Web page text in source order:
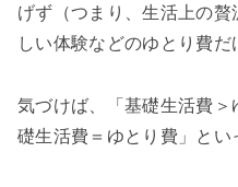
げず（つまり、生活上の
しい体験などのゆとり費だ
気づけば、「基礎生活費
礎生活費＝ゆとり費」とい